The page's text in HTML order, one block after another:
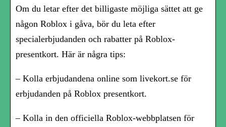
Om du letar efter det billigaste möjliga sättet att ge
någon Roblox i gåva, bör du leta efter
specialerbjudanden och rabatter på Roblox-
presentkort. Här är några tips:
– Kolla erbjudandena online som livekort.se för
erbjudanden på Roblox presentkort.
– Kolla in den officiella Roblox-webbplatsen för